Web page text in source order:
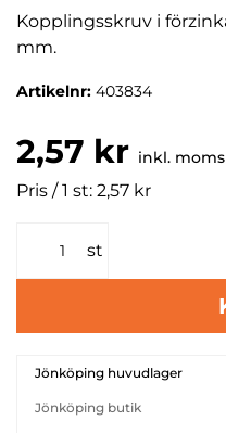
Kopplingsskruv i
mm.
Artikelnr: 403834
2,57 kr inkl. moms
Pris / 1 st: 2,57 kr
st
Jönköping huvudlager
Jönköping butik